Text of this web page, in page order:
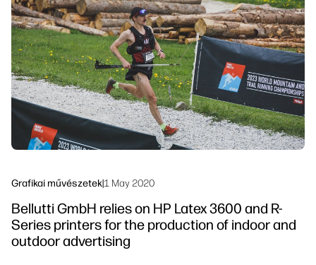
Lépjen kapcsolatba egy PrintOS
szakértővel
Kövess minket
linkedInfacebook
twitteryoutube
Munkafolyamat megoldások
Fenntarthatóság
Grafikai művészetek|1 May 2020
Bellutti GmbH relies on HP Latex 3600 and R-
Series printers for the production of indoor and
outdoor advertising